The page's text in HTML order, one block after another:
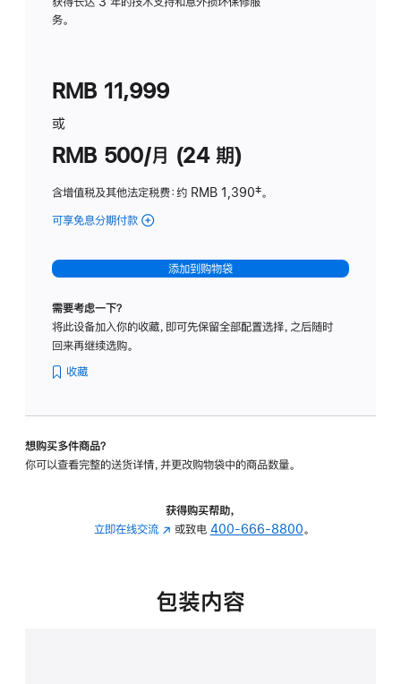
务。
RMB 11,999
或
RMB 500/月 (24 期)
含增值税及其他法定税费：约 RMB 1,390脚
‡。
可享免息分期付款 (Studio
-
标
璃
转
的
添加到购物袋
需要考虑一下？
将此设备加入你的收藏，即可先保留全部配置选择，之后随时
回来再继续选购。
收藏
想购买多件商品？
你可以查看完整的送货详情，并更改购物袋中的商品数量。
获得购买帮助，
立即在线交流 (在
中
或致电 400-666-8800。
包装内容